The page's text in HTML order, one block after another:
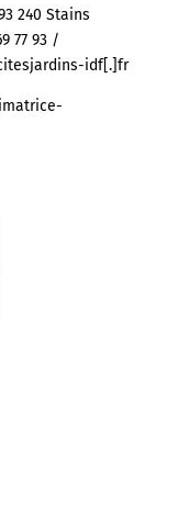
240 Stains
77 93 /
idf[.]fr